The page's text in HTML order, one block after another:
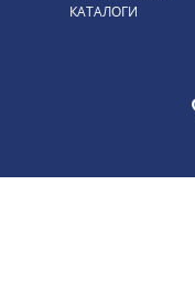
КАТАЛОГИ